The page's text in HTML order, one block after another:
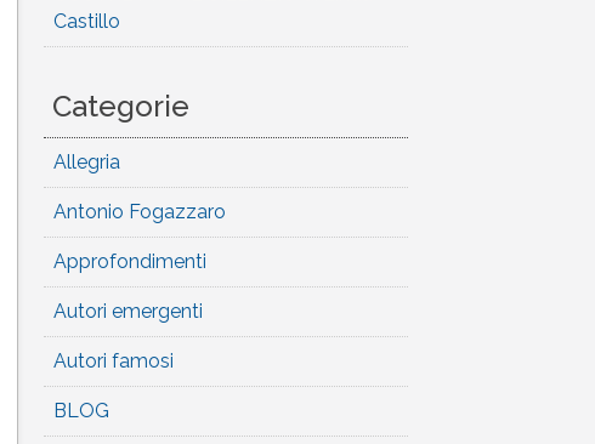
Castillo
Categorie
Allegria
Antonio Fogazzaro
Approfondimenti
Autori emergenti
Autori famosi
BLOG